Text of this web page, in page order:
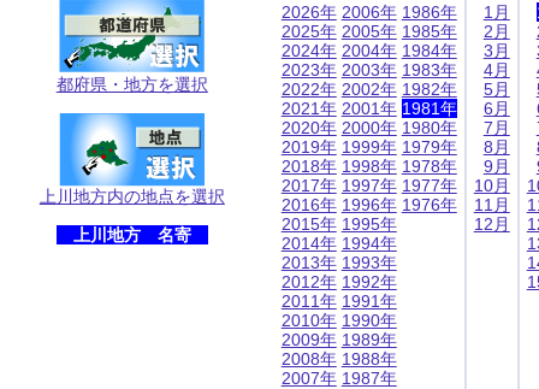
都府県・地方を選択
上川地方内の地点を選択
上川地方 名寄
2026年
2025年
2024年
2023年
2022年
2021年
2020年
2019年
2018年
2017年
2016年
2015年
2014年
2013年
2012年
2011年
2010年
2009年
2008年
2007年
2006年
2005年
2004年
2003年
2002年
2001年
2000年
1999年
1998年
1997年
1996年
1995年
1994年
1993年
1992年
1991年
1990年
1989年
1988年
1987年
1986年
1985年
1984年
1983年
1982年
1981年
1980年
1979年
1978年
1977年
1976年
1月
2月
3月
4月
5月
6月
7月
8月
9月
10月
11月
12月